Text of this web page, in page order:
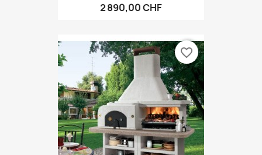
2 890,00 CHF
favorite_border